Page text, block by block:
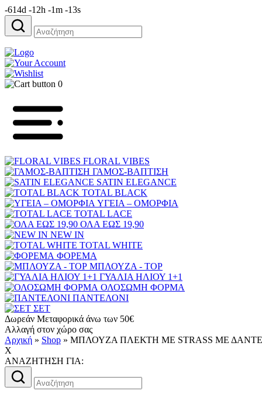
-614d -12h -1m -13s
Αναζήτηση
για:
0
FLORAL VIBES
ΓΑΜΟΣ-ΒΑΠΤΙΣΗ
SATIN ELEGANCE
TOTAL BLACK
ΥΓΕΙΑ – ΟΜΟΡΦΙΑ
TOTAL LACE
ΟΛΑ ΕΩΣ 19,90
NEW IN
TOTAL WHITE
ΦΟΡΕΜΑ
ΜΠΛΟΥΖΑ - TOP
ΓΥΑΛΙΑ ΗΛΙΟΥ 1+1
ΟΛΟΣΩΜΗ ΦΟΡΜΑ
ΠΑΝΤΕΛΟΝΙ
ΣΕΤ
Δωρεάν Μεταφορικά άνω των 50€
Αλλαγή στον χώρο σας
Αρχική » Shop » MΠΛΟΥΖΑ ΠΛΕΚΤΗ ΜΕ STRASS ΜΕ
X
AΝΑΖΗΤΗΣΗ ΓΙΑ:
Αναζήτηση
για: